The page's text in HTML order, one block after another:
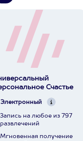
Счастье
Электронный
Запись на любое из 797
развлечений
Мгновенная получение